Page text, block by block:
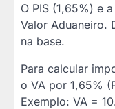
O PIS (1,65%) e
Valor Aduaneiro.
na base.
Para calcular
o VA por 1,65%
Exemplo: VA =